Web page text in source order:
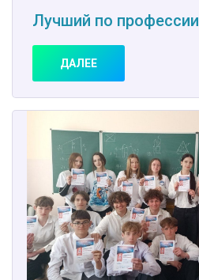
Лучший по профессии
ДАЛЕЕ